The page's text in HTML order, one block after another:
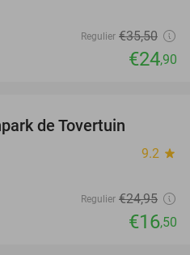
Regulier €35,50
€24,90
de Tovertuin
9.2 star
Regulier €24,95
€16,50